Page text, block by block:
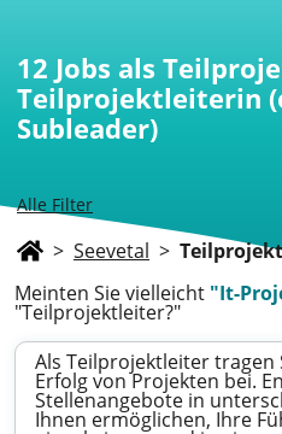
Alle Filter
12 Jobs als
Teilprojektleiterin
Subleader)
> Seevetal >
Meinten Sie vielleicht "It-
"Teilprojektleiter?"
Als Teilprojektleiter tragen
Erfolg von Projekten bei.
Stellenangebote in
Ihnen ermöglichen, Ihre